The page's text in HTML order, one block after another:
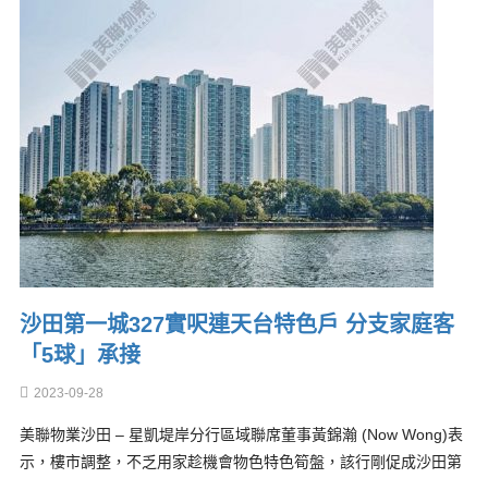
沙田第一城327實呎連天台特色戶 分支家庭客
「5球」承接
2023-09-28
美聯物業沙田 – 星凱堤岸分行區域聯席董事黃錦瀚 (Now Wong)表
示，樓市調整，不乏用家趁機會物色特色筍盤，該行剛促成沙田第